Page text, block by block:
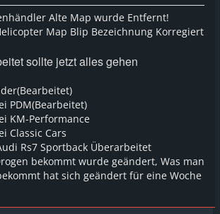
Alte Map wurde Entfernt!
Map Blip Bezeichnung Korregiert
sollte jetzt alles gehen
PDM(Bearbeitet)
KM-Performance
Classic Cars
Rs7 Sportback Überarbeitet
bekommt wurde geändert, Was man
hat sich geändert für eine Woche